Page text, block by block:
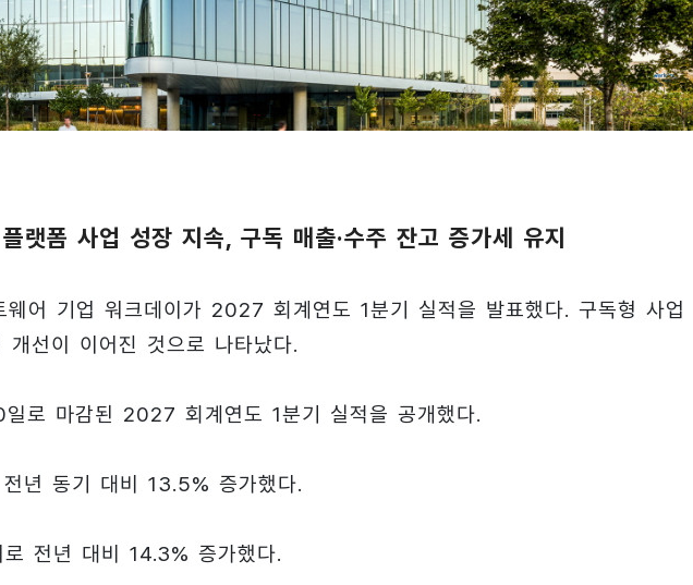
랫폼 사업 성장 지속, 구독 매출·수주 잔고 증가세 유지
웨어 기업 워크데이가 2027 회계연도 1분기 실적을 발표했다. 구독형 사업
선이 이어진 것으로 나타났다.
로 마감된 2027 회계연도 1분기 실적을 공개했다.
년 동기 대비 13.5% 증가했다.
전년 대비 14.3% 증가했다.